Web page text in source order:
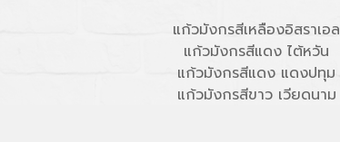
แก้วมังกรสีเหลืองอิสราเอล
แก้วมังกรสีแดง ไต้หวัน
แก้วมังกรสีแดง แดงปทุม
แก้วมังกรสีขาว เวียดนาม